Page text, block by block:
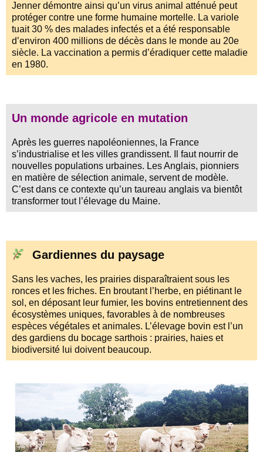
Jenner démontre ainsi qu’un virus animal atténué peut
protéger contre une forme humaine mortelle. La variole
tuait 30 % des malades infectés et a été responsable
d’environ 400 millions de décès dans le monde au 20e
siècle. La vaccination a permis d’éradiquer cette maladie
en 1980.
Un monde agricole en mutation
Après les guerres napoléoniennes, la France
s’industrialise et les villes grandissent. Il faut nourrir de
nouvelles populations urbaines. Les Anglais, pionniers
en matière de sélection animale, servent de modèle.
C’est dans ce contexte qu’un taureau anglais va bientôt
transformer tout l’élevage du Maine.
Gardiennes du paysage
Sans les vaches, les prairies disparaîtraient sous les
ronces et les friches. En broutant l’herbe, en piétinant le
sol, en déposant leur fumier, les bovins entretiennent des
écosystèmes uniques, favorables à de nombreuses
espèces végétales et animales. L’élevage bovin est l’un
des gardiens du bocage sarthois : prairies, haies et
biodiversité lui doivent beaucoup.